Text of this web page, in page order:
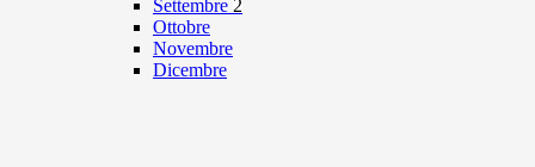
Settembre 2
Ottobre
Novembre
Dicembre